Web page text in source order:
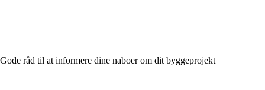
Gode råd til at informere dine naboer om dit byggeprojekt